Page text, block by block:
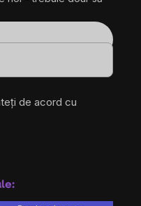
de acord cu